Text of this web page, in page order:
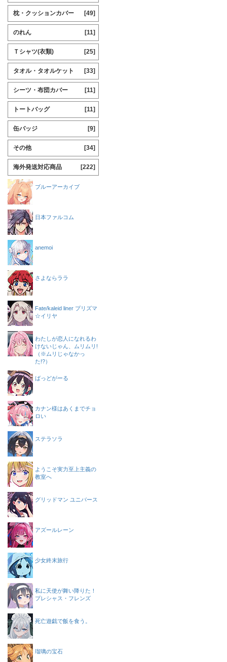
枕・クッションカバー [49]
のれん [11]
Ｔシャツ(衣類) [25]
タオル・タオルケット [33]
シーツ・布団カバー [11]
トートバッグ [11]
缶バッジ [9]
その他 [34]
海外発送対応商品 [222]
ブルーアーカイブ
日本ファルコム
anemoi
さよならララ
Fate/kaleid liner プリズマ
☆イリヤ
わたしが恋人になれるわ
けないじゃん、ムリムリ!
（※ムリじゃなかっ
た!?）
ばっどがーる
カナン様はあくまでチョ
ロい
ステラソラ
ようこそ実力至上主義の
教室へ
グリッドマン ユニバース
アズールレーン
少女終末旅行
私に天使が舞い降りた！
プレシャス・フレンズ
死亡遊戯で飯を食う。
瑠璃の宝石